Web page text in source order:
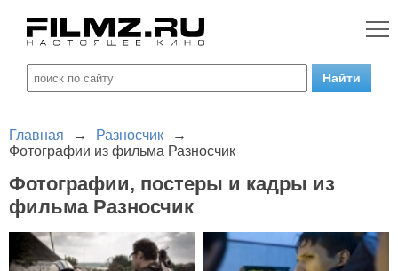
Главная → Разносчик
→
Фотографии из фильма Разносчик
Фотографии, постеры и кадры из
фильма Разносчик